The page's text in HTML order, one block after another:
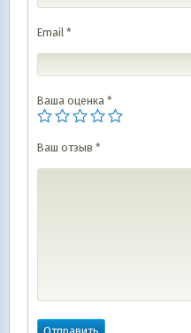
Email *
Ваша оценка *
Ваш отзыв *